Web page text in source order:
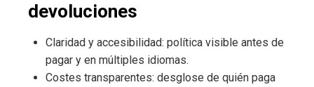
devoluciones
Claridad y accesibilidad: política visible antes de
pagar y en múltiples idiomas.
Costes transparentes: desglose de quién paga